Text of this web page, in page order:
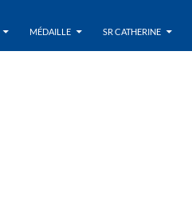
MÉDAILLE SR CATHERINE